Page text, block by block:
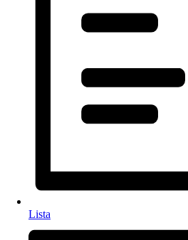
Lista